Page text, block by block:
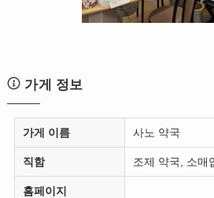
가게 정보
가게 이름 사노 약국
직함 조제 약국, 소매
홈페이지